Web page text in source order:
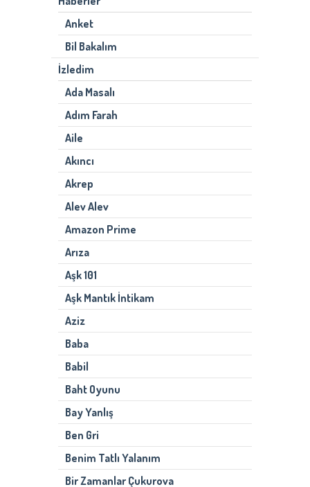
Anket
Bil Bakalım
İzledim
Ada Masalı
Adım Farah
Aile
Akıncı
Akrep
Alev Alev
Amazon Prime
Arıza
Aşk 101
Aşk Mantık İntikam
Aziz
Baba
Babil
Baht Oyunu
Bay Yanlış
Ben Gri
Benim Tatlı Yalanım
Bir Zamanlar Çukurova